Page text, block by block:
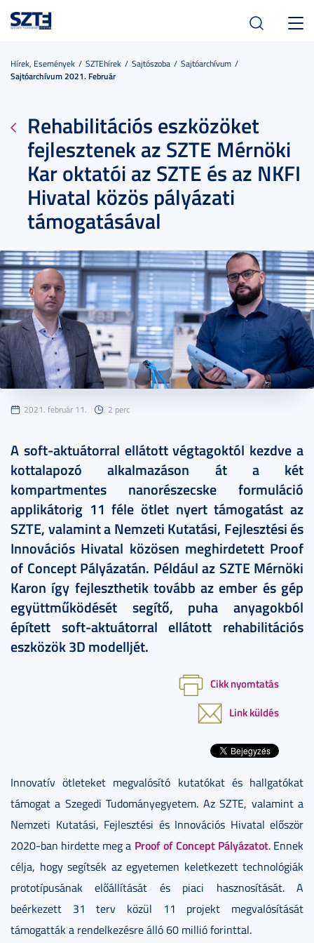
Hírek, Események SZTEhírek Sajtószoba
Sajtóarchívum
Sajtóarchívum 2021. Február
Rehabilitációs eszközöket
fejlesztenek az SZTE Mérnöki
Kar oktatói az SZTE és az NKFI
Hivatal közös pályázati
támogatásával
2021. február 11. 2 perc
A soft-aktuátorral ellátott végtagoktól kezdve a
kottalapozó alkalmazáson át a két
kompartmentes nanorészecske formuláció
applikátorig 11 féle ötlet nyert támogatást az
SZTE, valamint a Nemzeti Kutatási, Fejlesztési és
Innovációs Hivatal közösen meghirdetett Proof
of Concept Pályázatán. Például az SZTE Mérnöki
Karon így fejleszthetik tovább az ember és gép
együttműködését segítő, puha anyagokból
épített soft-aktuátorral ellátott rehabilitációs
eszközök 3D modelljét.
Cikk nyomtatás
Link küldés
Innovatív ötleteket megvalósító kutatókat és hallgatókat
támogat a Szegedi Tudományegyetem. Az SZTE, valamint a
Nemzeti Kutatási, Fejlesztési és Innovációs Hivatal először
2020-ban hirdette meg a Proof of Concept Pályázatot. Ennek
célja, hogy segítsék az egyetemen keletkezett technológiák
prototípusának előállítását és piaci hasznosítását. A
beérkezett 31 terv közül 11 projekt megvalósítását
támogatták a rendelkezésre álló 60 millió forinttal.